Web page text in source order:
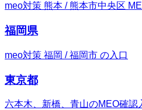
meo対策 熊本 / 熊本市中央区
福岡県
meo対策 福岡 / 福岡市 の入口
東京都
六本木、新橋、青山のMEO確認